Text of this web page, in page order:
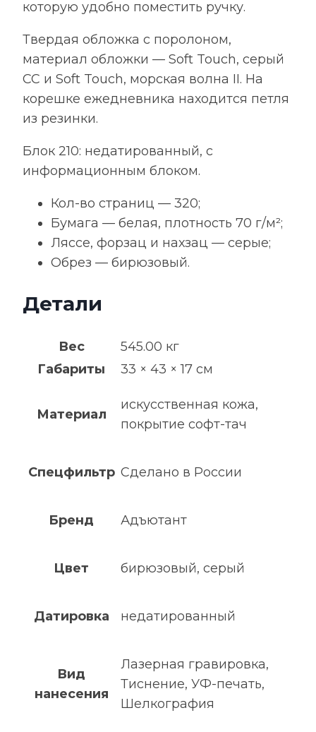
которую удобно поместить ручку.
Твердая обложка с поролоном,
материал обложки — Soft Touch, серый
СС и Soft Touch, морская волна II. На
корешке ежедневника находится петля
из резинки.
Блок 210: недатированный, с
информационным блоком.
Кол-во страниц — 320;
Бумага — белая, плотность 70 г/м²;
Ляссе, форзац и нахзац — серые;
Обрез — бирюзовый.
Детали
Вес
545.00 кг
Габариты
33 × 43 × 17 см
Материал
искусственная кожа,
покрытие софт-тач
Спецфильтр Сделано в России
Бренд Адъютант
Цвет бирюзовый, серый
Датировка недатированный
Вид
нанесения
Лазерная гравировка,
Тиснение, УФ-печать,
Шелкография